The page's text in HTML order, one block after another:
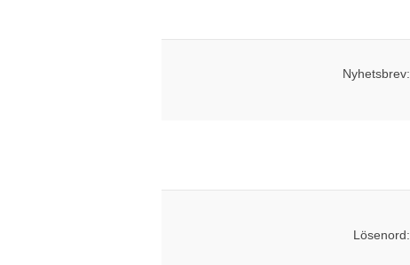
Nyhetsbrev:
Lösenord: